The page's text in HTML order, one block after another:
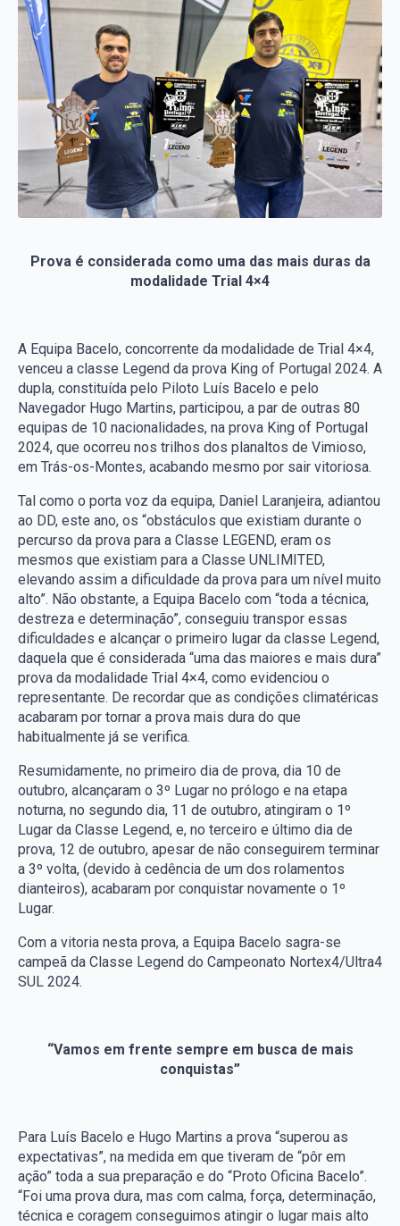
Prova é considerada como uma das mais duras da
modalidade Trial 4×4
A Equipa Bacelo, concorrente da modalidade de Trial 4×4,
venceu a classe Legend da prova King of Portugal 2024. A
dupla, constituída pelo Piloto Luís Bacelo e pelo
Navegador Hugo Martins, participou, a par de outras 80
equipas de 10 nacionalidades, na prova King of Portugal
2024, que ocorreu nos trilhos dos planaltos de Vimioso,
em Trás-os-Montes, acabando mesmo por sair vitoriosa.
Tal como o porta voz da equipa, Daniel Laranjeira, adiantou
ao DD, este ano, os “obstáculos que existiam durante o
percurso da prova para a Classe LEGEND, eram os
mesmos que existiam para a Classe UNLIMITED,
elevando assim a dificuldade da prova para um nível muito
alto”. Não obstante, a Equipa Bacelo com “toda a técnica,
destreza e determinação”, conseguiu transpor essas
dificuldades e alcançar o primeiro lugar da classe Legend,
daquela que é considerada “uma das maiores e mais dura”
prova da modalidade Trial 4×4, como evidenciou o
representante. De recordar que as condições climatéricas
acabaram por tornar a prova mais dura do que
habitualmente já se verifica.
Resumidamente, no primeiro dia de prova, dia 10 de
outubro, alcançaram o 3º Lugar no prólogo e na etapa
noturna, no segundo dia, 11 de outubro, atingiram o 1º
Lugar da Classe Legend, e, no terceiro e último dia de
prova, 12 de outubro, apesar de não conseguirem terminar
a 3º volta, (devido à cedência de um dos rolamentos
dianteiros), acabaram por conquistar novamente o 1º
Lugar.
Com a vitoria nesta prova, a Equipa Bacelo sagra-se
campeã da Classe Legend do Campeonato Nortex4/Ultra4
SUL 2024.
“Vamos em frente sempre em busca de mais
conquistas”
Para Luís Bacelo e Hugo Martins a prova “superou as
expectativas”, na medida em que tiveram de “pôr em
ação” toda a sua preparação e do “Proto Oficina Bacelo”.
“Foi uma prova dura, mas com calma, força, determinação,
técnica e coragem conseguimos atingir o lugar mais alto